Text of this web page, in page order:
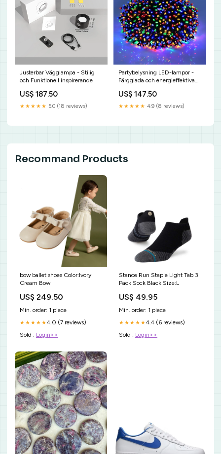
Justerbar Vägglampa - Stilig
och Funktionell inspirerande
US$ 187.50
★★★★★ 5.0 (18 reviews)
Partybelysning LED-lampor -
Färgglada och energieffektiva
LED-lampor
US$ 147.50
★★★★★ 4.9 (8 reviews)
Recommand Products
bow ballet shoes Color:Ivory
Cream Bow
US$ 249.50
Min. order: 1 piece
★★★★★4.0 (7 reviews)
Sold : Login>>
Stance Run Staple Light Tab 3
Pack Sock Black Size:L
US$ 49.95
Min. order: 1 piece
★★★★★4.4 (6 reviews)
Sold : Login>>